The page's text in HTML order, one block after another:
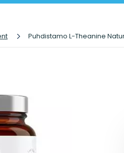
Puhdistamo L-Theanine